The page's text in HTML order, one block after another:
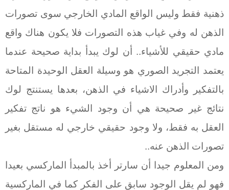
ذهنية فقط وليس الواقع المادي الخارجي سوى تصورات
الذهن له وفي غياب هذه التصورات فلا يكون هناك واقع
مادي حقيقي للأشياء.. أن لوك يبدأ بداية صحيحة عندما
يعتمد التجريد الصوري هو وسيلة العقل الوحيدة المتاحة
بالتفكير وأدراك الاشياء في الذهن، بعدها يستنتج لوك
نتائج غير صحيحة هي أن وجود الشيء هو ناتج تفكير
العقل به فقط، ولا وجود حقيقي خارجي له مستقل بغير
تصورات الذهن عنه..
ومن المعلوم جيدا أن سارتر أخذ بالمبدأ الماركسي بعيدا
فهو لم يقل الوجود سابق على الفكر كما في الماركسية